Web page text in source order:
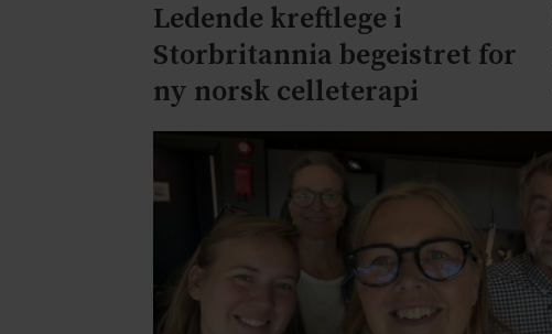
Ledende kreftlege i
Storbritannia begeistret for
ny norsk celleterapi